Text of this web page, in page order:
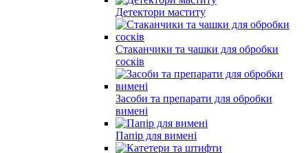
Детектори маститу
Стаканчики та чашки для обробки
сосків
Засоби та препарати для обробки
вимені
Папір для вимені